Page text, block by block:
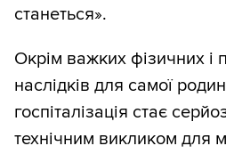
станеться».
Окрім важких фізичних і
наслідків для самої
госпіталізація стає
технічним викликом для